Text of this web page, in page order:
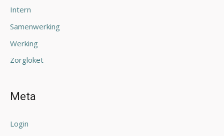
Intern
Samenwerking
Werking
Zorgloket
Meta
Login